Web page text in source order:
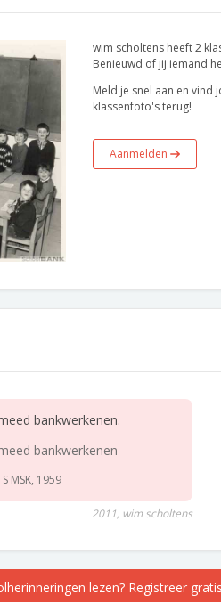
wim scholtens heeft 2
Benieuwd of jij iemand
Meld je snel aan en vind
klassenfoto's terug!
Aanmelden
bankwerkenen.
bankwerkenen
MSK, 1959
2011, wim scholtens
lezen? Registreer